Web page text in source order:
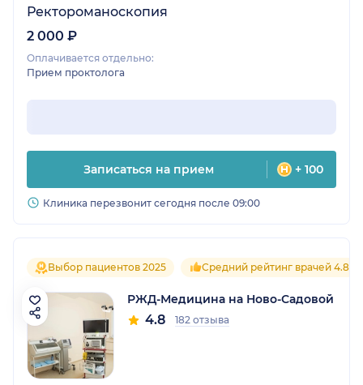
Ректороманоскопия
2 000 ₽
Оплачивается отдельно:
Прием проктолога
Записаться на прием + 100
Клиника перезвонит сегодня после 09:00
Выбор пациентов 2025 Средний рейтинг врачей 4.8
РЖД-Медицина на Ново-Садовой
4.8 182 отзыва